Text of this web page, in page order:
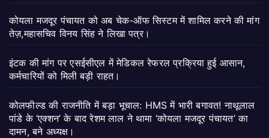
कोयला मजदूर पंचायत को अब चेक-ऑफ सिस्टम में शामिल करने की मांग
तेज़,महासचिव विनय सिंह ने लिखा पत्र।
इंटक की मांग पर एसईसीएल में मेडिकल रेफरल प्रक्रिया हुई आसान,
कर्मचारियों को मिली बड़ी राहत।
कोलफील्ड की राजनीति में बड़ा भूचाल: HMS में भारी बगावत! नाथूलाल
पांडे के ‘एक्शन’ के बाद रेशम लाल ने थामा ‘कोयला मजदूर पंचायत’ का
दामन, बने अध्यक्ष।